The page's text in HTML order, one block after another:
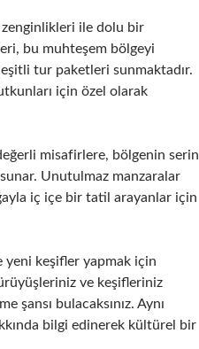
ile dolu bir
bu muhteşem bölgeyi
tur paketleri sunmaktadır.
için özel olarak
misafirlere, bölgenin serin
sunar. Unutulmaz manzaralar
iç içe bir tatil arayanlar için
yeni keşifler yapmak için
ve keşifleriniz
şansı bulacaksınız. Aynı
bilgi edinerek kültürel bir